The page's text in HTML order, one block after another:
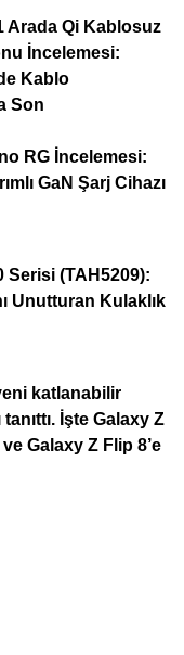
Arada Qi Kablosuz
İncelemesi:
Kablo
Son
RG İncelemesi:
GaN Şarj Cihazı
Serisi (TAH5209):
Unutturan Kulaklık
katlanabilir
tanıttı. İşte Galaxy Z
Galaxy Z Flip 8’e